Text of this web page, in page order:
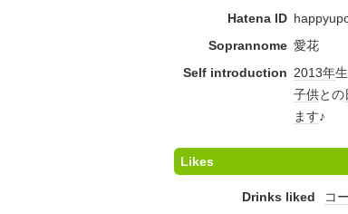
Hatena ID
Soprannome 愛花
Self introduction 2013年生
子供との
ます♪
Likes
Drinks liked コ